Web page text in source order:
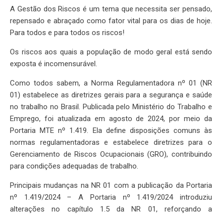
A Gestão dos Riscos é um tema que necessita ser pensado,
repensado e abraçado como fator vital para os dias de hoje.
Para todos e para todos os riscos!
Os riscos aos quais a população de modo geral está sendo
exposta é incomensurável.
Como todos sabem, a Norma Regulamentadora nº 01 (NR
01) estabelece as diretrizes gerais para a segurança e saúde
no trabalho no Brasil. Publicada pelo Ministério do Trabalho e
Emprego, foi atualizada em agosto de 2024, por meio da
Portaria MTE nº 1.419. Ela define disposições comuns às
normas regulamentadoras e estabelece diretrizes para o
Gerenciamento de Riscos Ocupacionais (GRO), contribuindo
para condições adequadas de trabalho.
Principais mudanças na NR 01 com a publicação da Portaria
nº 1.419/2024 – A Portaria nº 1.419/2024 introduziu
alterações no capítulo 1.5 da NR 01, reforçando a